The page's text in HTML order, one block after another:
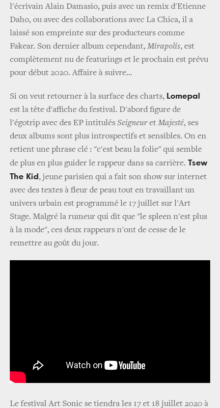
l'écrivain Alain Damasio, puis avec un remix d'Etienne
Daho, ou avec des collaborations avec La Chica, il a
laissé son empreinte sur des producteurs comme
Fakear. Son dernier album cependant, Mirapolis, est
complètement nu de featurings et le prochain est prévu
pour début 2020. Affaire à suivre...
Si on veut retourner à la surface des charts, Lomepal
est la tête d'affiche du festival. D'abord figure de
l'égotrip avec des EP intitulés Seigneuret Majesté, ses
deux albums sont plus introspectifs et sensibles. On en
retient une phrase clé : "c'est beau la folie" qui semble
de plus en plus guider le rappeur dans sa carrière. Tsew
The Kid , jeune parisien qui a fait son show sur internet
avec des textes à fleur de peau tout en travaillant un
univers urbain est programmé le 17 juillet sur l'Art
Stage. Malgré la rumeur qui dit que "le spleen n'est plus
à la mode", ces deux rappeurs n'ont de cesse de le
remettre au goût du jour.
Le festival Art Sonic se tiendra les 17 et 18 juillet 2020 à